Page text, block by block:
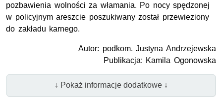
pozbawienia wolności za włamania. Po nocy spędzonej
w policyjnym areszcie poszukiwany został przewieziony
do zakładu karnego.
Autor: podkom. Justyna Andrzejewska
Publikacja: Kamila Ogonowska
↓ Pokaż informacje dodatkowe ↓